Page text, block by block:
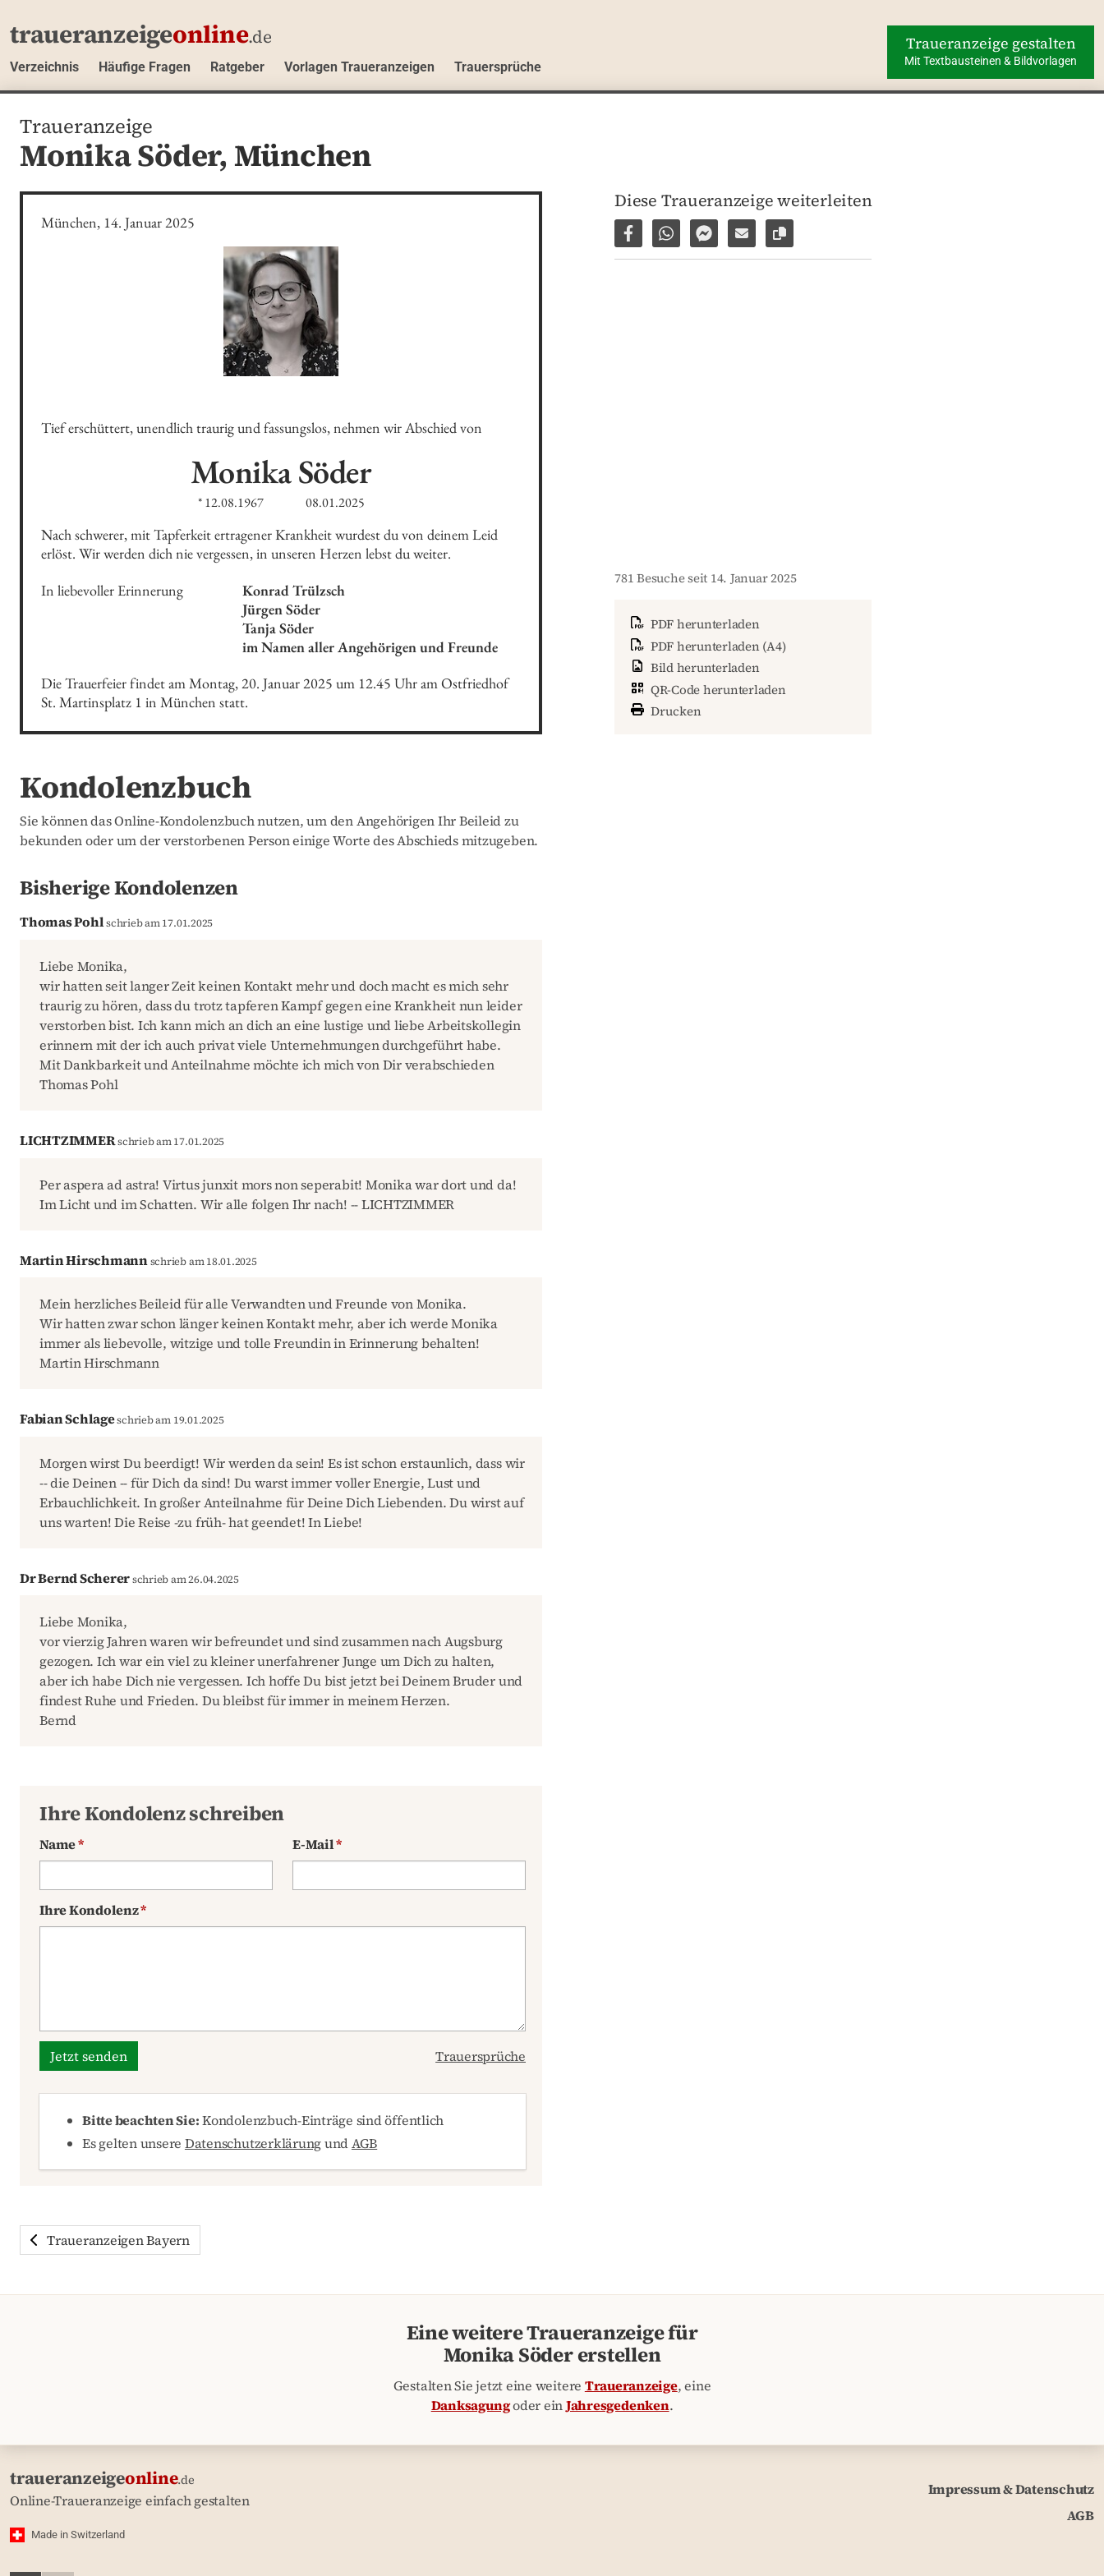
traueranzeigeonline.de
Verzeichnis Häufige Fragen Ratgeber Vorlagen Traueranzeigen Trauersprüche
Traueranzeige gestalten
Mit Textbausteinen & Bildvorlagen
Traueranzeige
Monika Söder, München
München, 14. Januar 2025
Tief erschüttert, unendlich traurig und fassungslos, nehmen wir Abschied von
MonikaSöder
* 12.08.1967 08.01.2025
Nach schwerer, mit Tapferkeit ertragener Krankheit wurdest du von deinem Leid
erlöst. Wir werden dich nie vergessen, in unseren Herzen lebst du weiter.
In liebevoller Erinnerung
Konrad Trülzsch
Jürgen Söder
Tanja Söder
im Namen aller Angehörigen und Freunde
Die Trauerfeier findet am Montag, 20. Januar 2025 um 12.45 Uhr am Ostfriedhof
St. Martinsplatz 1 in München statt.
Diese Traueranzeige weiterleiten
Auf Facebook teilen
Per WhatsApp weiterleiten
Per Facebook Messenger weiterleiten
Per E-Mail versenden
Link zur Seite kopieren
781 Besuche seit 14. Januar 2025
PDF herunterladen
PDF herunterladen (A4)
Bild herunterladen
QR-Code herunterladen
Drucken
Kondolenzbuch
Sie können das Online-Kondolenzbuch nutzen, um den Angehörigen Ihr Beileid zu
bekunden oder um der verstorbenen Person einige Worte des Abschieds mitzugeben.
Bisherige Kondolenzen
Thomas Pohlschrieb am 17.01.2025
Liebe Monika,
wir hatten seit langer Zeit keinen Kontakt mehr und doch macht es mich sehr
traurig zu hören, dass du trotz tapferen Kampf gegen eine Krankheit nun leider
verstorben bist. Ich kann mich an dich an eine lustige und liebe Arbeitskollegin
erinnern mit der ich auch privat viele Unternehmungen durchgeführt habe.
Mit Dankbarkeit und Anteilnahme möchte ich mich von Dir verabschieden
Thomas Pohl
LICHTZIMMERschrieb am 17.01.2025
Per aspera ad astra! Virtus junxit mors non seperabit! Monika war dort und da!
Im Licht und im Schatten. Wir alle folgen Ihr nach! -- LICHTZIMMER
Martin Hirschmannschrieb am 18.01.2025
Mein herzliches Beileid für alle Verwandten und Freunde von Monika.
Wir hatten zwar schon länger keinen Kontakt mehr, aber ich werde Monika
immer als liebevolle, witzige und tolle Freundin in Erinnerung behalten!
Martin Hirschmann
Fabian Schlageschrieb am 19.01.2025
Morgen wirst Du beerdigt! Wir werden da sein! Es ist schon erstaunlich, dass wir
-- die Deinen -- für Dich da sind! Du warst immer voller Energie, Lust und
Erbauchlichkeit. In großer Anteilnahme für Deine Dich Liebenden. Du wirst auf
uns warten! Die Reise -zu früh- hat geendet! In Liebe!
Dr Bernd Schererschrieb am 26.04.2025
Liebe Monika,
vor vierzig Jahren waren wir befreundet und sind zusammen nach Augsburg
gezogen. Ich war ein viel zu kleiner unerfahrener Junge um Dich zu halten,
aber ich habe Dich nie vergessen. Ich hoffe Du bist jetzt bei Deinem Bruder und
findest Ruhe und Frieden. Du bleibst für immer in meinem Herzen.
Bernd
Ihre Kondolenz schreiben
Name* E-Mail*
Ihre Kondolenz*
Jetzt senden Trauersprüche
Bitte beachten Sie:Kondolenzbuch-Einträge sind öffentlich
Es gelten unsere DatenschutzerklärungundAGB
Traueranzeigen Bayern
Eine weitere Traueranzeige für
Monika Söder erstellen
Gestalten Sie jetzt eine weitere Traueranzeige, eine
Danksagungoder einJahresgedenken.
traueranzeigeonline.de
Online-Traueranzeige einfach gestalten
Made in Switzerland
Impressum & Datenschutz
AGB